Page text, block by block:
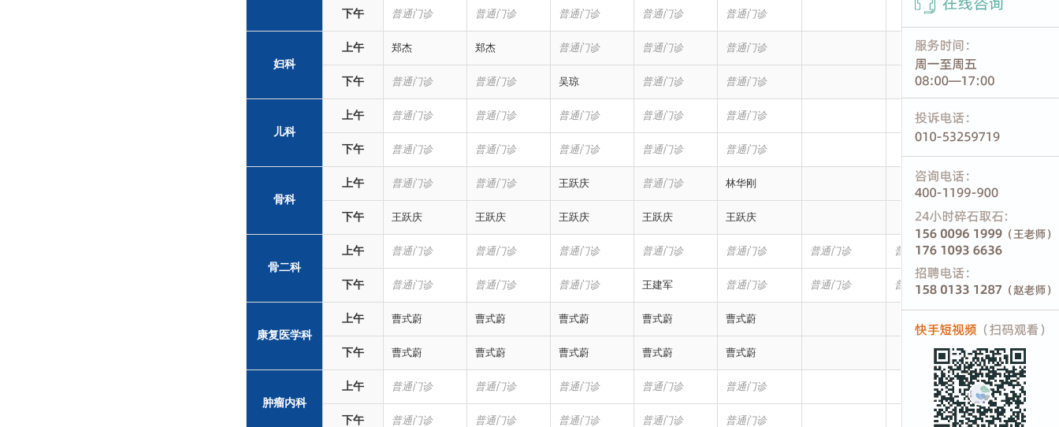
下午 普通门诊 普通门诊 普通门诊 普通门诊 普通门诊
妇科
上午 郑杰 郑杰 普通门诊 普通门诊 普通门诊
下午 普通门诊 普通门诊 吴琼 普通门诊 普通门诊
儿科
上午 普通门诊 普通门诊 普通门诊 普通门诊 普通门诊
下午 普通门诊 普通门诊 普通门诊 普通门诊 普通门诊
骨科
上午 普通门诊 普通门诊 王跃庆 普通门诊 林华刚
下午 王跃庆 王跃庆 王跃庆 王跃庆 王跃庆
骨二科
上午 普通门诊 普通门诊 普通门诊 普通门诊 普通门诊 普通门诊 普通门诊
下午 普通门诊 普通门诊 普通门诊 王建军 普通门诊 普通门诊 普通门诊
康复医学科
上午 曹式蔚 曹式蔚 曹式蔚 曹式蔚 曹式蔚
下午 曹式蔚 曹式蔚 曹式蔚 曹式蔚 曹式蔚
肿瘤内科
上午 普通门诊 普通门诊 普通门诊 普通门诊 普通门诊
下午 普通门诊 普通门诊 普通门诊 普通门诊 普通门诊